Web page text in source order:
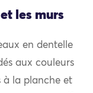
les murs
en dentelle
aux couleurs
à la planche et